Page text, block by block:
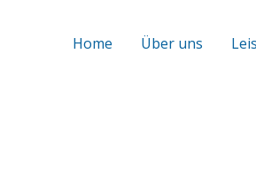
Home Über uns